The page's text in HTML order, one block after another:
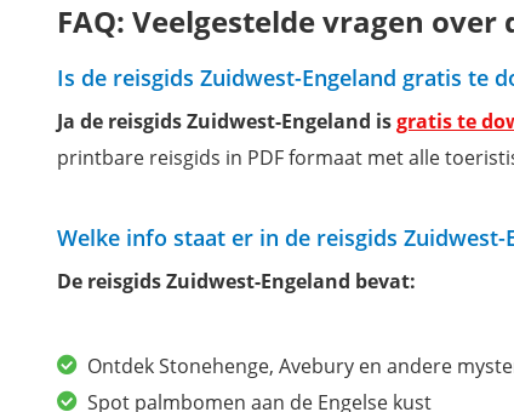
FAQ: Veelgestelde vragen
Is de reisgids Zuidwest-Engeland gratis te
Ja de reisgids Zuidwest-Engeland isgratis te
printbare reisgids in PDF formaat met alle
Welke info staat er in de reisgids Zuidwest-
De reisgids Zuidwest-Engeland bevat:
Ontdek Stonehenge, Avebury en andere
Spot palmbomen aan de Engelse kust